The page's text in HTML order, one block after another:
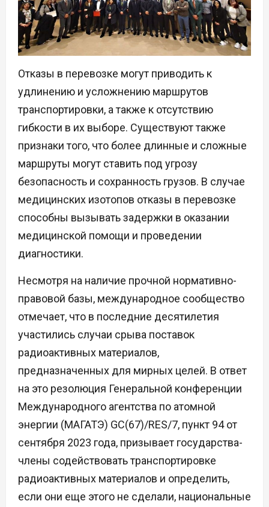
Отказы в перевозке могут приводить к
удлинению и усложнению маршрутов
транспортировки, а также к отсутствию
гибкости в их выборе. Существуют также
признаки того, что более длинные и сложные
маршруты могут ставить под угрозу
безопасность и сохранность грузов. В случае
медицинских изотопов отказы в перевозке
способны вызывать задержки в оказании
медицинской помощи и проведении
диагностики.
Несмотря на наличие прочной нормативно-
правовой базы, международное сообщество
отмечает, что в последние десятилетия
участились случаи срыва поставок
радиоактивных материалов,
предназначенных для мирных целей. В ответ
на это резолюция Генеральной конференции
Международного агентства по атомной
энергии (МАГАТЭ) GC(67)/RES/7, пункт 94 от
сентября 2023 года, призывает государства-
члены содействовать транспортировке
радиоактивных материалов и определить,
если они еще этого не сделали, национальные